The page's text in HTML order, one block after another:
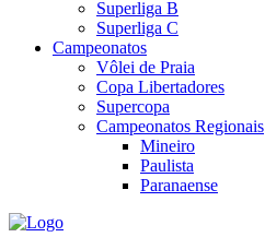
Superliga B
Superliga C
Campeonatos
Vôlei de Praia
Copa Libertadores
Supercopa
Campeonatos Regionais
Mineiro
Paulista
Paranaense